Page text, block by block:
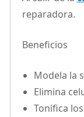
reparadora.
Beneficios
Modela la
Elimina
Tonifica